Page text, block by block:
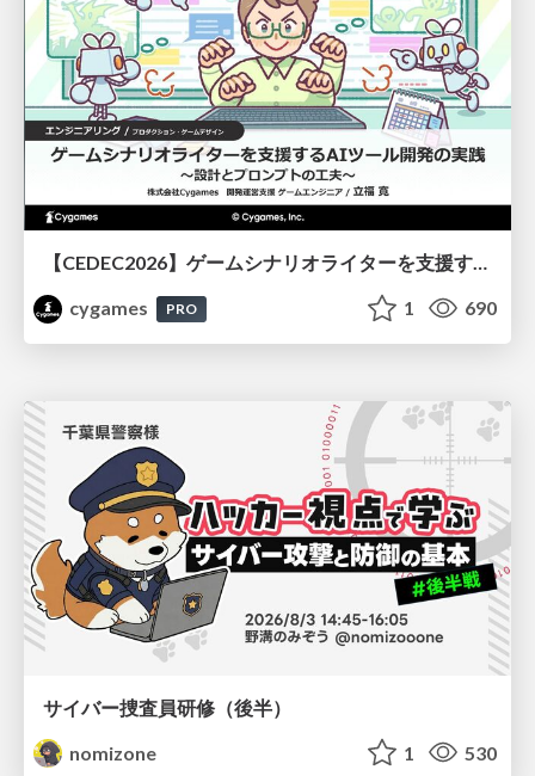
【CEDEC2026】ゲームシナリオライターを支援するAIツール開発の実践 ― 設計とプロンプトの工夫 ―
cygames
PRO 1 690
サイバー捜査員研修（後半）
nomizone
1 530